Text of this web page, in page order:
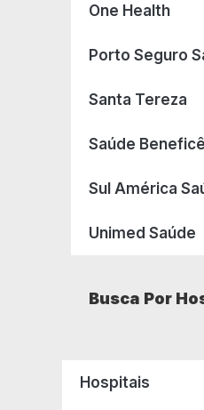
One Health
Porto Seguro
Santa Tereza
Saúde
Sul América
Unimed Saúde
Busca Por
Hospitais